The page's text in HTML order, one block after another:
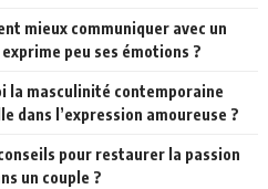
mieux communiquer avec un
exprime peu ses émotions ?
la masculinité contemporaine
dans l’expression amoureuse ?
pour restaurer la passion
un couple ?